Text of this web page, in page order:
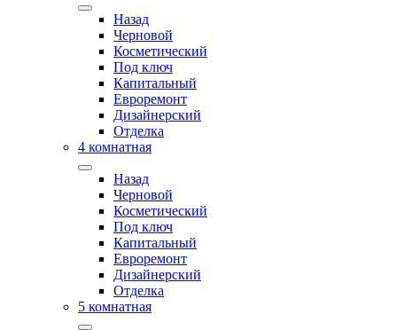
Назад
Черновой
Косметический
Под ключ
Капитальный
Евроремонт
Дизайнерский
Отделка
4 комнатная
Назад
Черновой
Косметический
Под ключ
Капитальный
Евроремонт
Дизайнерский
Отделка
5 комнатная